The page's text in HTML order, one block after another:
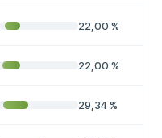
22,00 %
22,00 %
29,34%